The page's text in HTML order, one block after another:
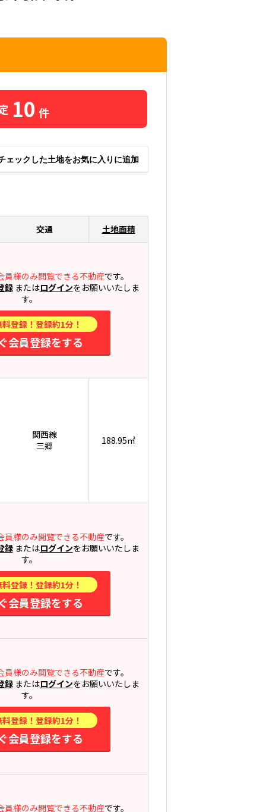
10 件
ェックした土地をお気に入りに追加
交通 土地面積
員様のみ閲覧できる不動産です。
録またはログインをお願いいたしま
す。
登録！登録約1分！
会員登録をする
関西線
三郷
188.95㎡
員様のみ閲覧できる不動産です。
録またはログインをお願いいたしま
す。
登録！登録約1分！
会員登録をする
員様のみ閲覧できる不動産です。
録またはログインをお願いいたしま
す。
登録！登録約1分！
会員登録をする
員様のみ閲覧できる不動産です。